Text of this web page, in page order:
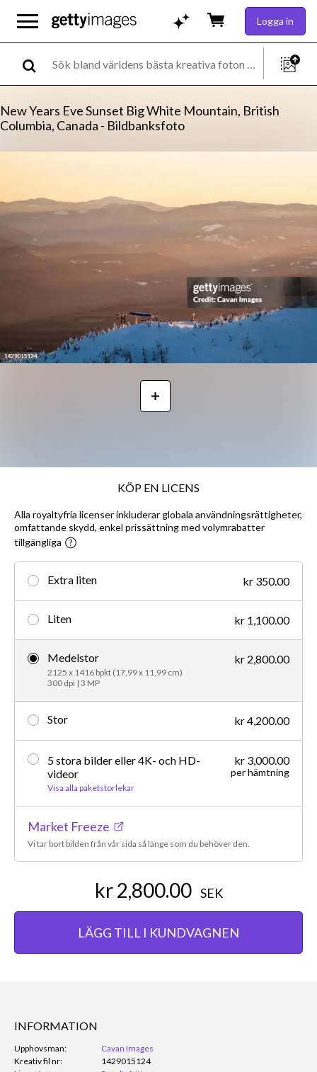
Logga in
New Years Eve Sunset Big White Mountain, British
Columbia, Canada - Bildbanksfoto
KÖP EN LICENS
Alla royaltyfria licenser inkluderar globala användningsrättigheter,
omfattande skydd, enkel prissättning med volymrabatter
tillgängliga
Extra liten kr 350.00
Liten kr 1,100.00
Medelstor
2125 x 1416 bpkt (17,99 x 11,99 cm)
300 dpi | 3 MP
kr 2,800.00
Stor kr 4,200.00
5 stora bilder eller 4K- och HD-
videor
Visa alla paketstorlekar
kr 3,000.00
per hämtning
Market Freeze
Vi tar bort bilden från vår sida så länge som du behöver den.
kr 2,800.00 SEK
LÄGG TILL I KUNDVAGNEN
INFORMATION
Upphovsman:
Cavan Images
Kreativ fil nr:
1429015124